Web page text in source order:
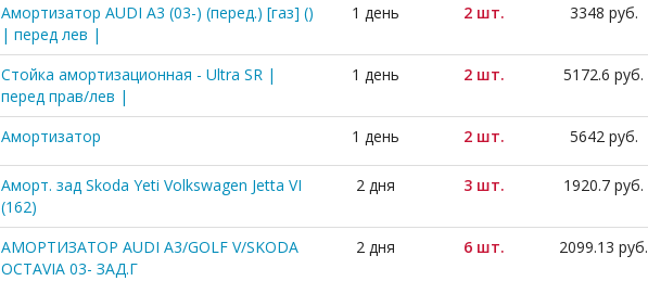
Амортизатор AUDI A3 (03-) (перед.) [газ] ()
| перед лев |
1 день 2 шт. 3348 руб.
Стойка амортизационная - Ultra SR |
перед прав/лев |
1 день 2 шт. 5172.6 руб.
Амортизатор 1 день 2 шт. 5642 руб.
Аморт. зад Skoda Yeti Volkswagen Jetta VI
(162)
2 дня 3 шт. 1920.7 руб.
АМОРТИЗАТОР AUDI A3/GOLF V/SKODA
OCTAVIA 03- ЗАД.Г
2 дня 6 шт. 2099.13 руб.